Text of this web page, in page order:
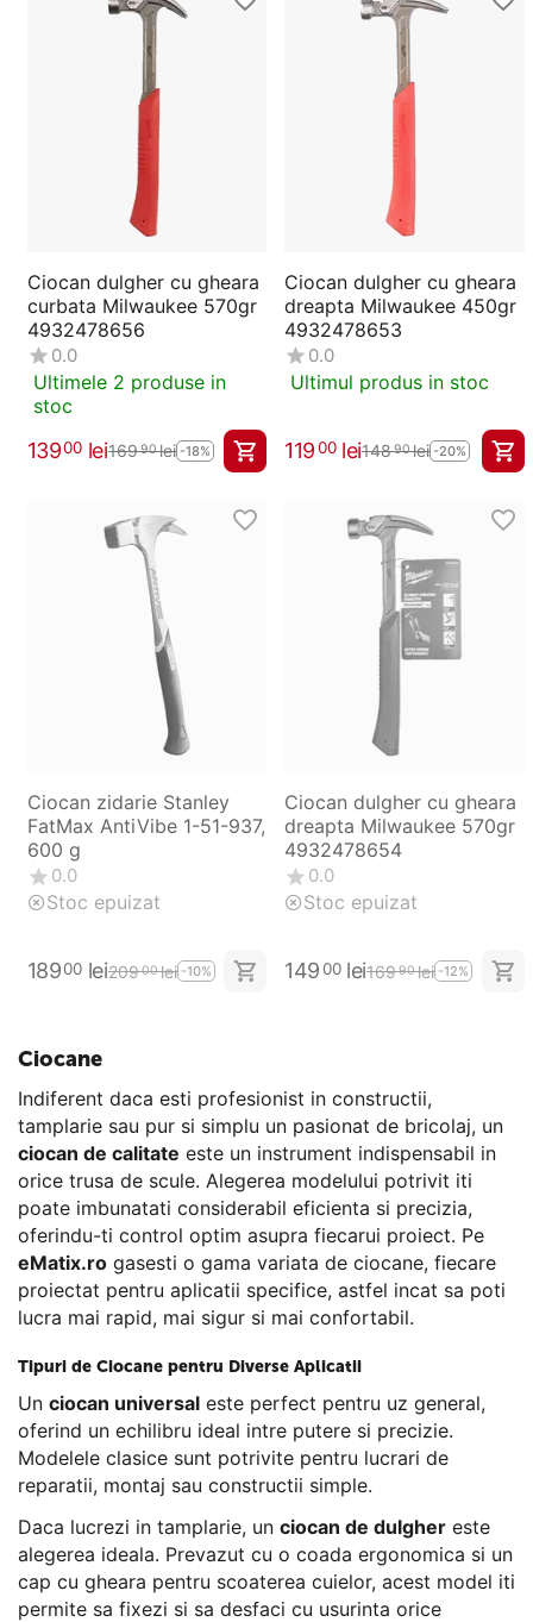
Ciocane
Indiferent daca esti profesionist in constructii,
tamplarie sau pur si simplu un pasionat de bricolaj, un
ciocan de calitate este un instrument indispensabil in
orice trusa de scule. Alegerea modelului potrivit iti
poate imbunatati considerabil eficienta si precizia,
oferindu-ti control optim asupra fiecarui proiect. Pe
eMatix.ro gasesti o gama variata de ciocane, fiecare
proiectat pentru aplicatii specifice, astfel incat sa poti
lucra mai rapid, mai sigur si mai confortabil.
Tipuri de Ciocane pentru Diverse Aplicatii
Un ciocan universal este perfect pentru uz general,
oferind un echilibru ideal intre putere si precizie.
Modelele clasice sunt potrivite pentru lucrari de
reparatii, montaj sau constructii simple.
Daca lucrezi in tamplarie, un ciocan de dulgher este
alegerea ideala. Prevazut cu o coada ergonomica si un
cap cu gheara pentru scoaterea cuielor, acest model iti
permite sa fixezi si sa desfaci cu usurinta orice
Ciocan dulgher cu gheara
curbata Milwaukee 570gr
4932478656
0.0
Ultimele 2 produse in
stoc
13900 lei16990lei -18%
Ciocan dulgher cu gheara
dreapta Milwaukee 450gr
4932478653
0.0
Ultimul produs in stoc
11900 lei14890lei -20%
Ciocan zidarie Stanley
FatMax AntiVibe 1-51-937,
600 g
0.0
Stoc epuizat
18900 lei20900lei -10%
Ciocan dulgher cu gheara
dreapta Milwaukee 570gr
4932478654
0.0
Stoc epuizat
14900 lei16990lei -12%